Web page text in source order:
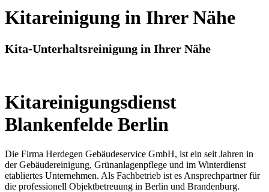
Kitareinigung in Ihrer Nähe
Kita-Unterhaltsreinigung in Ihrer Nähe
Kitareinigungsdienst
Blankenfelde Berlin
Die Firma Herdegen Gebäudeservice GmbH, ist ein seit Jahren in
der Gebäudereinigung, Grünanlagenpflege und im Winterdienst
etabliertes Unternehmen. Als Fachbetrieb ist es Ansprechpartner für
die professionell Objektbetreuung in Berlin und Brandenburg.